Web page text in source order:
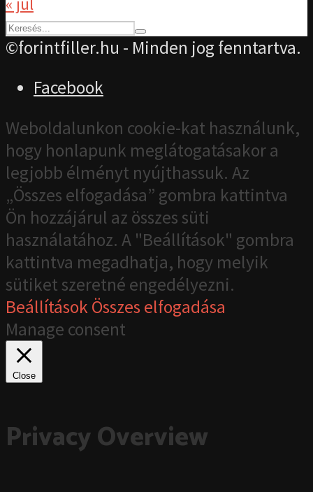
©forintfiller.hu - Minden jog fenntartva.
Facebook
Weboldalunkon cookie-kat használunk,
hogy honlapunk meglátogatásakor a
legjobb élményt nyújthassuk. Az
„Összes elfogadása” gombra kattintva
Ön hozzájárul az összes süti
használatához. A "Beállítások" gombra
kattintva megadhatja, hogy melyik
sütiket szeretné engedélyezni.
BeállításokÖsszes elfogadása
Manage consent
Close
Privacy Overview